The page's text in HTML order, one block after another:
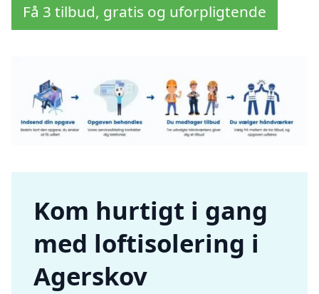
Få 3 tilbud, gratis og uforpligtende
Kom hurtigt i gang
med loftisolering i
Agerskov